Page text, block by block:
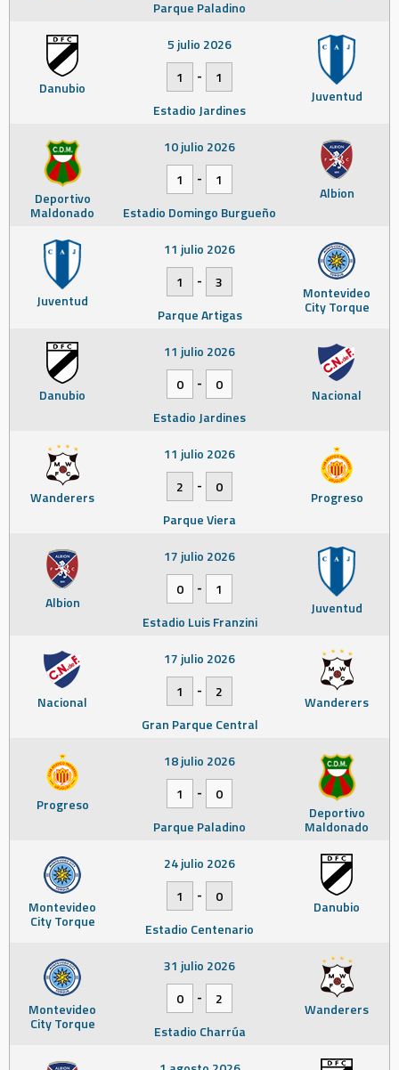
Parque Paladino
Danubio Juventud
5 julio 2026
1
-
1
Estadio Jardines
Deportivo
Maldonado
Albion
10 julio 2026
1
-
1
Estadio Domingo Burgueño
Juventud Montevideo
City Torque
11 julio 2026
1
-
3
Parque Artigas
Danubio Nacional
11 julio 2026
0
-
0
Estadio Jardines
Wanderers Progreso
11 julio 2026
2
-
0
Parque Viera
Albion Juventud
17 julio 2026
0
-
1
Estadio Luis Franzini
Nacional Wanderers
17 julio 2026
1
-
2
Gran Parque Central
Progreso Deportivo
Maldonado
18 julio 2026
1
-
0
Parque Paladino
Montevideo
City Torque
Danubio
24 julio 2026
1
-
0
Estadio Centenario
Montevideo
City Torque
Wanderers
31 julio 2026
0
-
2
Estadio Charrúa